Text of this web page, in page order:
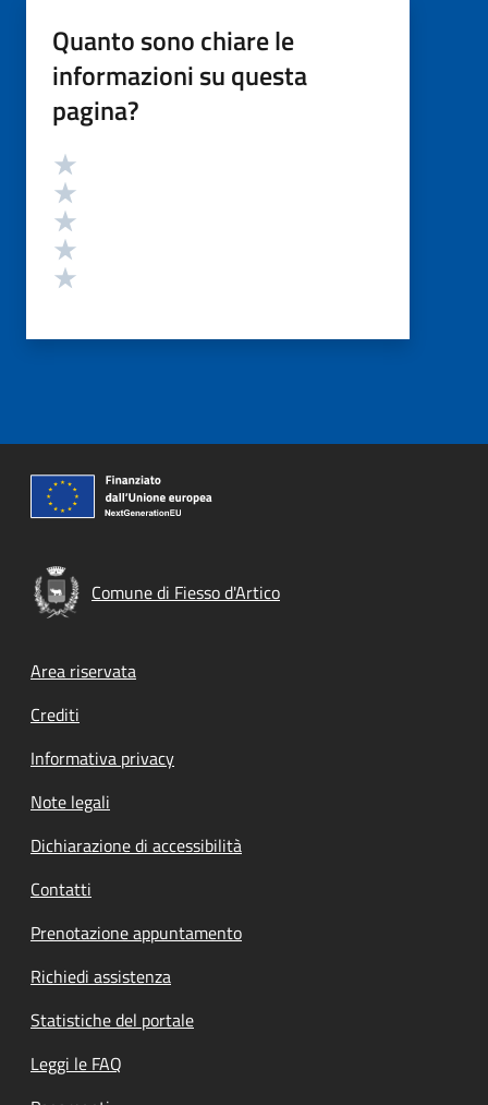
Quanto sono chiare le
informazioni su questa
pagina?
Valutazione
Comune di Fiesso d'Artico
Footer menu
Area riservata
Crediti
Informativa privacy
Note legali
Dichiarazione di accessibilità
Contatti
Prenotazione appuntamento
Richiedi assistenza
Statistiche del portale
Leggi le FAQ